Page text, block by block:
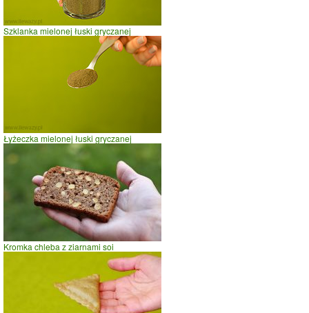
Szklanka mielonej łuski gryczanej
Łyżeczka mielonej łuski gryczanej
Kromka chleba z ziarnami soi